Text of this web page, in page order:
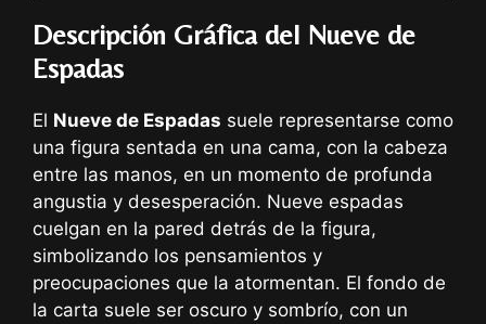
Descripción Gráfica del Nueve de
Espadas
El Nueve de Espadas suele representarse como
una figura sentada en una cama, con la cabeza
entre las manos, en un momento de profunda
angustia y desesperación. Nueve espadas
cuelgan en la pared detrás de la figura,
simbolizando los pensamientos y
preocupaciones que la atormentan. El fondo de
la carta suele ser oscuro y sombrío, con un